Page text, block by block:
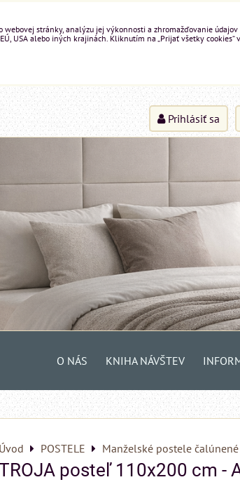
Prihlásiť sa
O NÁS KNIHA NÁVŠTEV
Úvod POSTELE Manželské postele čalúnené
posteľ 110x200 cm -
stránky, analýzu jej výkonnosti a zhromažďovanie
USA alebo iných krajinách. Kliknutím na „Prijať všetky